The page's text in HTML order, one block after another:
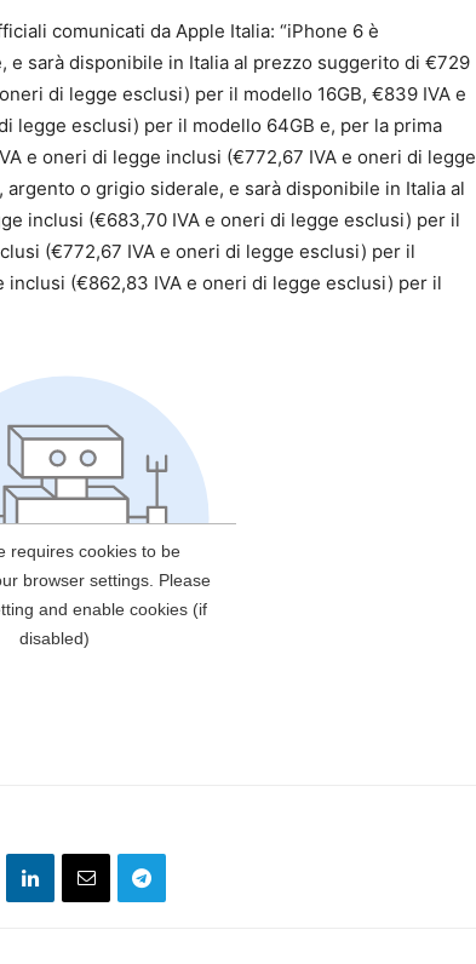
comunicati da Apple Italia: “iPhone 6 è
sarà disponibile in Italia al prezzo suggerito di €729
di legge esclusi) per il modello 16GB, €839 IVA e
legge esclusi) per il modello 64GB e, per la prima
e oneri di legge inclusi (€772,67 IVA e oneri di legge
o grigio siderale, e sarà disponibile in Italia al
inclusi (€683,70 IVA e oneri di legge esclusi) per il
(€772,67 IVA e oneri di legge esclusi) per il
inclusi (€862,83 IVA e oneri di legge esclusi) per il